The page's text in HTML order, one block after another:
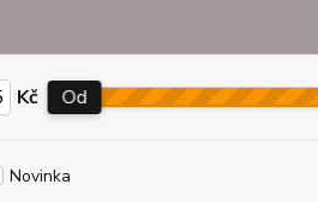
Kč Od
Novinka